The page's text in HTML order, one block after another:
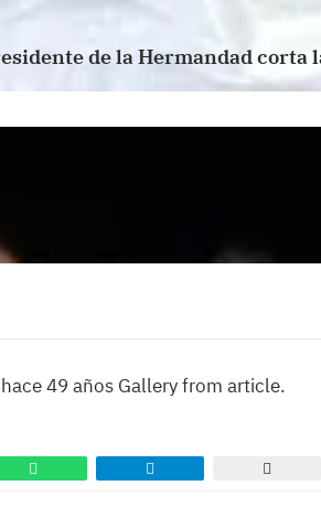
de la Hermandad corta
49 años Gallery from article.